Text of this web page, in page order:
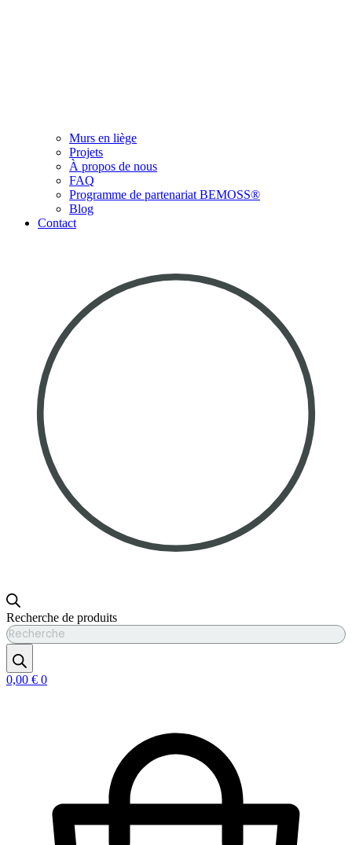
Murs en liège
Projets
À propos de nous
FAQ
Programme de partenariat BEMOSS®
Blog
Contact
Recherche de produits
0,00 € 0